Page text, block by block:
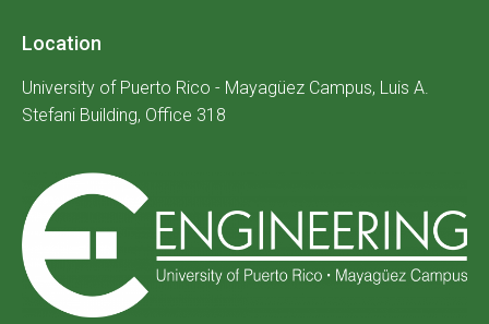
Location
University of Puerto Rico - Mayagüez Campus, Luis A.
Stefani Building, Office 318